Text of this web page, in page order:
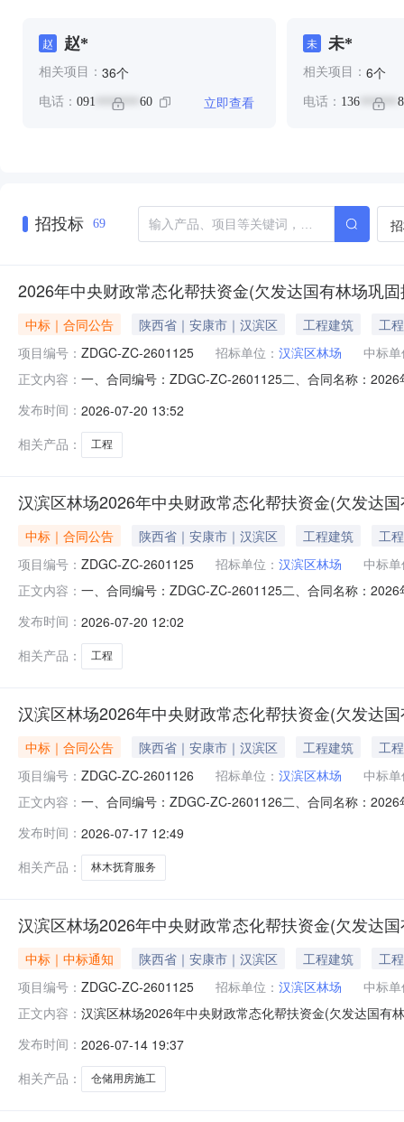
赵 赵*
相关项目： 36个
电话： 091 ******* 60 立即查看
未 未*
相关项目： 6个
电话： 136******
招投标 69
2026年中央财政常态化帮扶资金(欠发达国有林场巩
中标｜合同公告 陕西省｜安康市｜汉滨区 工程建筑
工程
项目编号： ZDGC-ZC-2601125 招标单位： 汉滨区林场
中标
正文内容： 一、合同编号：ZDGC-ZC-2601125二、合同名称：
康市恒口示范区集中村联系方式：09153616160供应商
发布时间： 2026-07-20 13:52
相关产品：
工程
汉滨区林场2026年中央财政常态化帮扶资金(欠发达
中标｜合同公告 陕西省｜安康市｜汉滨区 工程建筑
工程
项目编号： ZDGC-ZC-2601125 招标单位： 汉滨区林场
中标
正文内容： 一、合同编号：ZDGC-ZC-2601125二、合同名称：
市恒口示范区集中村联系方式：09153616160供应商(乙
发布时间： 2026-07-20 12:02
相关产品：
工程
汉滨区林场2026年中央财政常态化帮扶资金(欠发达
中标｜合同公告 陕西省｜安康市｜汉滨区 工程建筑
工程
项目编号： ZDGC-ZC-2601126 招标单位： 汉滨区林场
中标
正文内容： 一、合同编号：ZDGC-ZC-2601126二、合同名称：
市恒口示范区集中村联系方式：09153616160供应商(乙
发布时间： 2026-07-17 12:49
相关产品：
林木抚育服务
汉滨区林场2026年中央财政常态化帮扶资金(欠发达
中标｜中标通知 陕西省｜安康市｜汉滨区 工程建筑
工程
项目编号： ZDGC-ZC-2601125 招标单位： 汉滨区林场
中标
正文内容： 汉滨区林场2026年中央财政常态化帮扶资金(欠发达国有
龙翀建设工程有限公司陕西省安康市汉滨区新城办高井
发布时间： 2026-07-14 19:37
相关产品：
仓储用房施工